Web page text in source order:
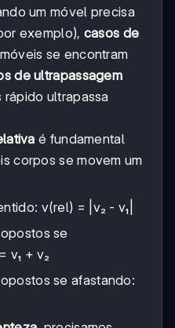
um móvel precisa
exemplo), casos de
se encontram
de ultrapassagem
rápido ultrapassa
é fundamental
corpos se movem um
v(rel) = |v₂ - v₁|
se
v₁ + v₂
se afastando: